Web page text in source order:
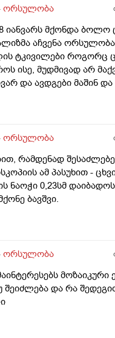
გენეტიკოსის
ორსულობა
იანვარს მქონდა ბოლო
აჩვენა
ტკივილები როგორც
ისე, მუდმივად არ
და ავდგები მაშინ
მტკივა იგივე
ორსულობა
რამდენად
ამ პასუხით -
ნაოჭი 0,23სმ
ბავშვი.
ორსულობა
მოზაიკური
შეიძლება და რა